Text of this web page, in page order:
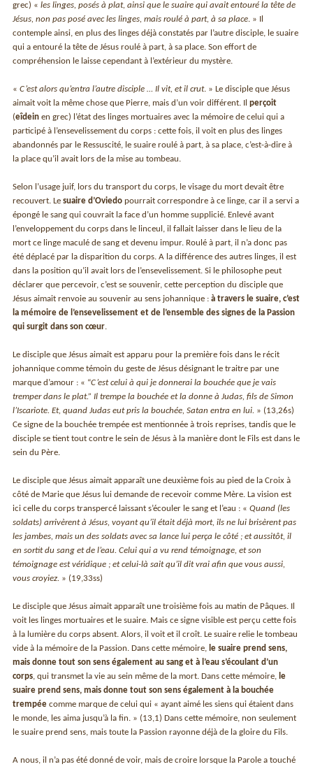
grec) «les linges, posés à plat, ainsi que le suaire qui avait entouré la tête de
Jésus, non pas posé avec les linges, mais roulé à part, à sa place. » Il
contemple ainsi, en plus des linges déjà constatés par l’autre disciple, le suaire
qui a entouré la tête de Jésus roulé à part, à sa place. Son effort de
compréhension le laisse cependant à l’extérieur du mystère.
«C’est alors qu’entra l’autre disciple … Il vit, et il crut. » Le disciple que Jésus
aimait voit la même chose que Pierre, mais d’un voir différent. Ilperçoit
(eîdeinen grec) l’état des linges mortuaires avec la mémoire de celui qui a
participé à l’ensevelissement du corps : cette fois, il voit en plus des linges
abandonnés par le Ressuscité, le suaire roulé à part, à sa place, c’est-à-dire à
la place qu’il avait lors de la mise au tombeau.
Selon l’usage juif, lors du transport du corps, le visage du mort devait être
recouvert. Lesuaire d’Oviedo pourrait correspondre à ce linge, car il a servi a
épongé le sang qui couvrait la face d’un homme supplicié. Enlevé avant
l’enveloppement du corps dans le linceul, il fallait laisser dans le lieu de la
mort ce linge maculé de sang et devenu impur. Roulé à part, il n’a donc pas
été déplacé par la disparition du corps. A la différence des autres linges, il est
dans la position qu’il avait lors de l’ensevelissement. Si le philosophe peut
déclarer que percevoir, c’est se souvenir, cette perception du disciple que
Jésus aimait renvoie au souvenir au sens johannique :à travers le suaire, c’est
la mémoire de l’ensevelissement et de l’ensemble des signes de la Passion
qui surgit dans son cœur.
Le disciple que Jésus aimait est apparu pour la première fois dans le récit
johannique comme témoin du geste de Jésus désignant le traitre par une
marque d’amour : « “C’est celui à qui je donnerai la bouchée que je vais
tremper dans le plat.” Il trempe la bouchée et la donne à Judas, fils de Simon
l’Iscariote. Et, quand Judas eut pris la bouchée, Satan entra en lui. » (13,26s)
Ce signe de la bouchée trempée est mentionnée à trois reprises, tandis que le
disciple se tient tout contre le sein de Jésus à la manière dont le Fils est dans le
sein du Père.
Le disciple que Jésus aimait apparaît une deuxième fois au pied de la Croix à
côté de Marie que Jésus lui demande de recevoir comme Mère. La vision est
ici celle du corps transpercé laissant s’écouler le sang et l’eau : «Quand (les
soldats) arrivèrent à Jésus, voyant qu’il était déjà mort, ils ne lui brisèrent pas
les jambes, mais un des soldats avec sa lance lui perça le côté ; et aussitôt, il
en sortit du sang et de l’eau. Celui qui a vu rend témoignage, et son
témoignage est véridique ; et celui-là sait qu’il dit vrai afin que vous aussi,
vous croyiez. » (19,33ss)
Le disciple que Jésus aimait apparaît une troisième fois au matin de Pâques. Il
voit les linges mortuaires et le suaire. Mais ce signe visible est perçu cette fois
à la lumière du corps absent. Alors, il voit et il croît. Le suaire relie le tombeau
vide à la mémoire de la Passion. Dans cette mémoire, le suaire prend sens,
mais donne tout son sens également au sang et à l’eau s’écoulant d’un
corps, qui transmet la vie au sein même de la mort. Dans cette mémoire, le
suaire prend sens, mais donne tout son sens également à la bouchée
trempée comme marque de celui qui « ayant aimé les siens qui étaient dans
le monde, les aima jusqu’à la fin. » (13,1) Dans cette mémoire, non seulement
le suaire prend sens, mais toute la Passion rayonne déjà de la gloire du Fils.
A nous, il n’a pas été donné de voir, mais de croire lorsque la Parole a touché